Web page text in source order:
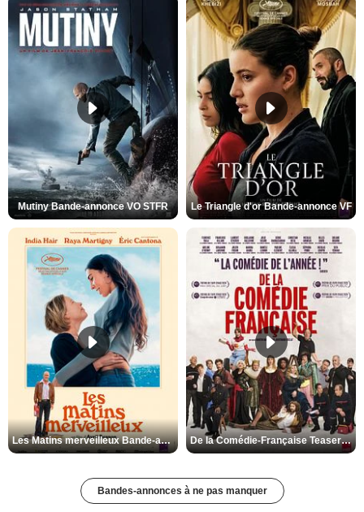
Mutiny Bande-annonce VO STFR Le Triangle d'or Bande-annonce VF
Les Matins merveilleux Bande-annonce VF De la Comédie-Française Teaser VF
Bandes-annonces à ne pas manquer